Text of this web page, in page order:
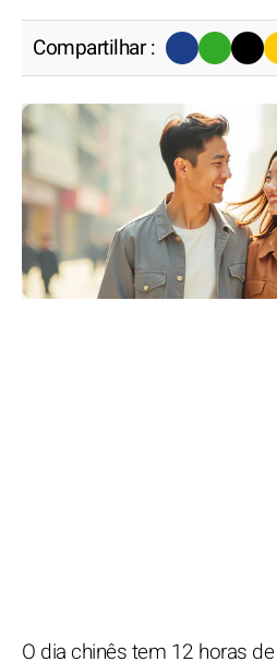
Compartilhar :
O dia chinês tem 12 horas